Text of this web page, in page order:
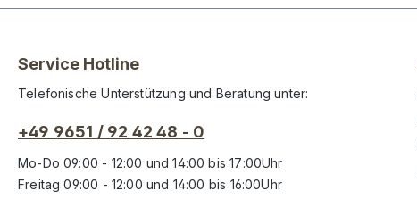
Service Hotline
Telefonische Unterstützung und Beratung unter:
+49 9651 / 92 42 48 - 0
Mo-Do 09:00 - 12:00 und 14:00 bis 17:00Uhr
Freitag 09:00 - 12:00 und 14:00 bis 16:00Uhr